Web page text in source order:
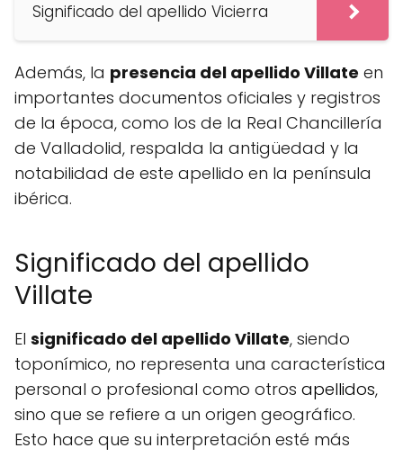
Significado del apellido Vicierra
Además, la presencia del apellido Villate en
importantes documentos oficiales y registros
de la época, como los de la Real Chancillería
de Valladolid, respalda la antigüedad y la
notabilidad de este apellido en la península
ibérica.
Significado del apellido
Villate
El significado del apellido Villate, siendo
toponímico, no representa una característica
personal o profesional como otros apellidos,
sino que se refiere a un origen geográfico.
Esto hace que su interpretación esté más